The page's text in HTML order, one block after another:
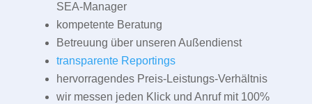
SEA-Manager
kompetente Beratung
Betreuung über unseren Außendienst
transparente Reportings
hervorragendes Preis-Leistungs-Verhältnis
wir messen jeden Klick und Anruf mit 100%